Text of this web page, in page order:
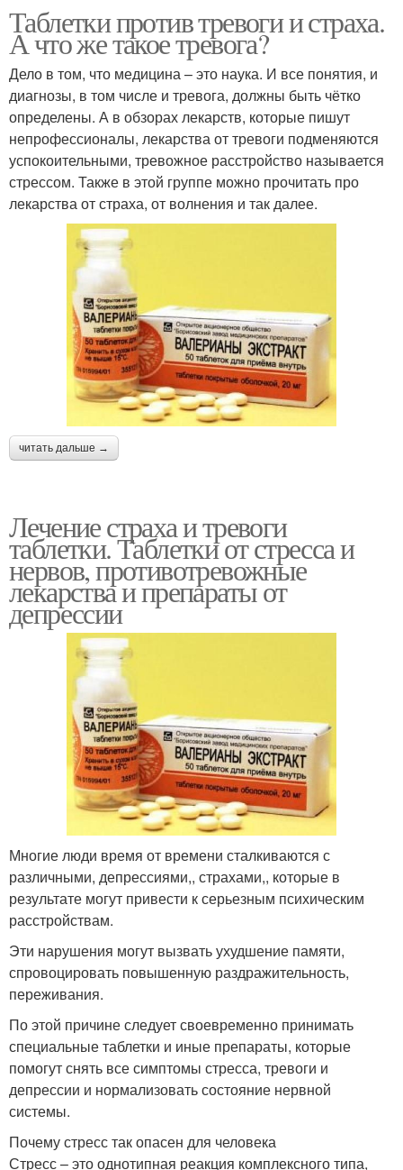
Таблетки против тревоги и страха.
А что же такое тревога?
Дело в том, что медицина – это наука. И все понятия, и
диагнозы, в том числе и тревога, должны быть чётко
определены. А в обзорах лекарств, которые пишут
непрофессионалы, лекарства от тревоги подменяются
успокоительными, тревожное расстройство называется
стрессом. Также в этой группе можно прочитать про
лекарства от страха, от волнения и так далее.
читать дальше →
Лечение страха и тревоги
таблетки. Таблетки от стресса и
нервов, противотревожные
лекарства и препараты от
депрессии
Многие люди время от времени сталкиваются с
различными, депрессиями,, страхами,, которые в
результате могут привести к серьезным психическим
расстройствам.
Эти нарушения могут вызвать ухудшение памяти,
спровоцировать повышенную раздражительность,
переживания.
По этой причине следует своевременно принимать
специальные таблетки и иные препараты, которые
помогут снять все симптомы стресса, тревоги и
депрессии и нормализовать состояние нервной
системы.
Почему стресс так опасен для человека
Стресс – это однотипная реакция комплексного типа,